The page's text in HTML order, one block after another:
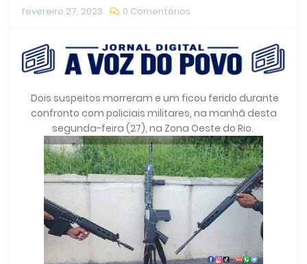
fevereiro 27, 2023 0 Comentários
Dois suspeitos morreram e um ficou ferido durante
confronto com policiais militares, na manhã desta
segunda-feira (27), na Zona Oeste do Rio.